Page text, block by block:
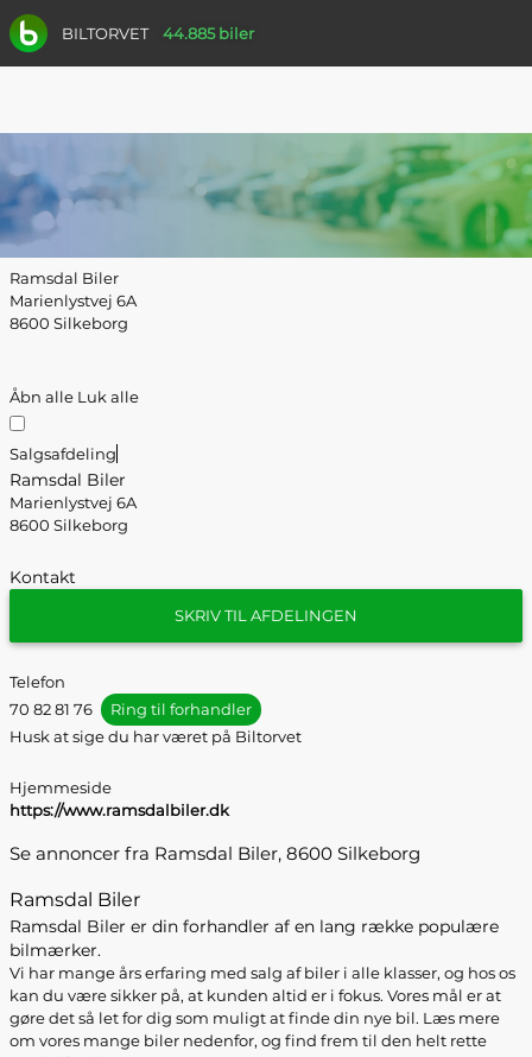
BILTORVET 44.885 biler
Ramsdal Biler
Marienlystvej 6A
8600 Silkeborg
Åbn alle Luk alle
Salgsafdeling
Ramsdal Biler
Marienlystvej 6A
8600 Silkeborg
Kontakt
SKRIV TIL AFDELINGEN
Telefon
70 82 81 76
Ring til forhandler
Husk at sige du har været på Biltorvet
Hjemmeside
https://www.ramsdalbiler.dk
Se annoncer fra Ramsdal Biler, 8600 Silkeborg
Ramsdal Biler
Ramsdal Biler er din forhandler af en lang række populære
bilmærker.
Vi har mange års erfaring med salg af biler i alle klasser, og hos os
kan du være sikker på, at kunden altid er i fokus. Vores mål er at
gøre det så let for dig som muligt at finde din nye bil. Læs mere
om vores mange biler nedenfor, og find frem til den helt rette